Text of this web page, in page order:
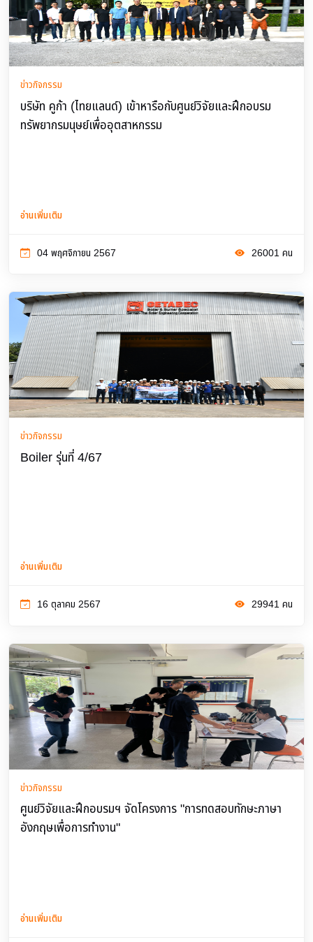
ข่าวกิจกรรม
บริษัท คูก้า (ไทยแลนด์) เข้าหารือกับศูนย์วิจัยและฝึกอบรม
ทรัพยากรมนุษย์เพื่ออุตสาหกรรม
อ่านเพิ่มเติม
04 พฤศจิกายน 2567 26001 คน
ข่าวกิจกรรม
Boiler รุ่นที่ 4/67
อ่านเพิ่มเติม
16 ตุลาคม 2567 29941 คน
ข่าวกิจกรรม
ศูนย์วิจัยและฝึกอบรมฯ จัดโครงการ "การทดสอบทักษะภาษา
อังกฤษเพื่อการทำงาน"
อ่านเพิ่มเติม